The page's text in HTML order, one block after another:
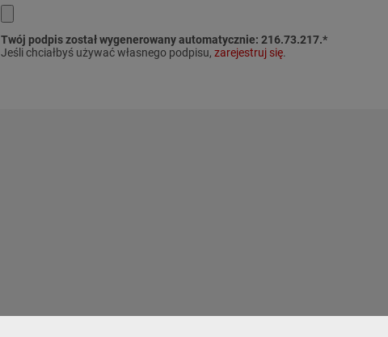
Twój podpis został wygenerowany automatycznie: 216.73.217.*
Jeśli chciałbyś używać własnego podpisu, zarejestruj się.